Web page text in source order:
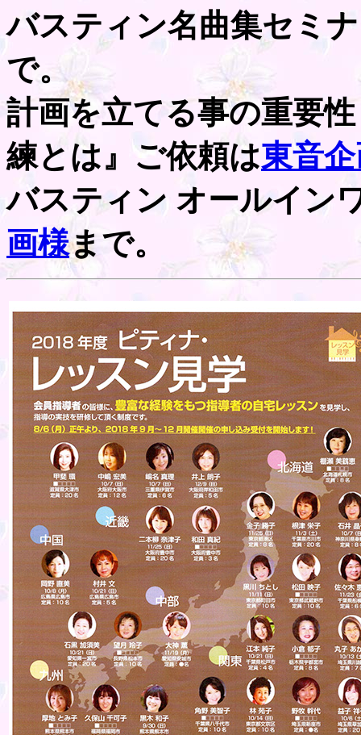
バスティン名曲集セミ
で。
計画を立てる事の重要
練とは』ご依頼は東音
バスティン オールイン
画様まで。